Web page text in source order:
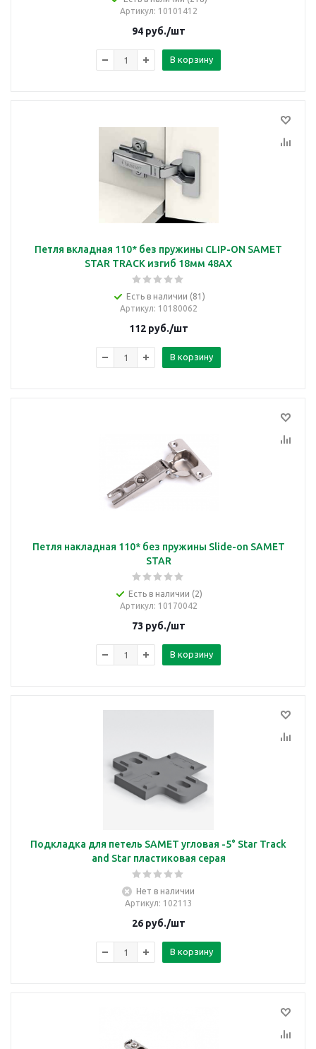
Артикул: 10101412
94руб./шт
В корзину
Петля вкладная 110* без пружины CLIP-ON SAMET
STAR TRACK изгиб 18мм 48AX
Есть в наличии (81)
Артикул: 10180062
112руб./шт
В корзину
Петля накладная 110* без пружины Slide-on SAMET
STAR
Есть в наличии (2)
Артикул: 10170042
73 руб./шт
В корзину
Подкладка для петель SAMET угловая -5° Star Track
and Star пластиковая серая
Нет в наличии
Артикул: 102113
26руб./шт
В корзину